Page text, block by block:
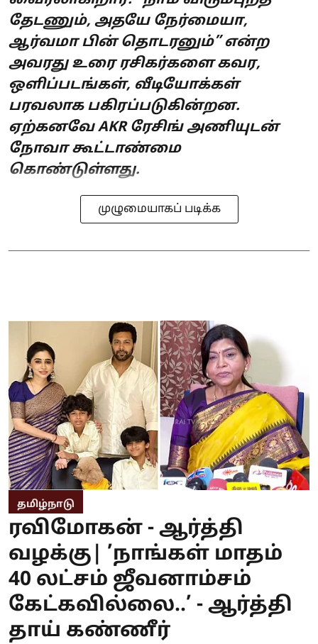
தேடணும், அதயே நேர்மையா,
ஆர்வமா பின் தொடரனும்” என்ற
அவரது உரை ரசிகர்களை கவர,
ஒளிப்படங்கள், வீடியோக்கள்
பரவலாக பகிரப்படுகின்றன.
ஏற்கனவே AKR ரேசிங் அணியுடன்
நோவா கூட்டாண்மை
கொண்டுள்ளது.
முழுமையாகப் படிக்க
தமிழ்நாடு
ரவிமோகன் - ஆர்த்தி
வழக்கு| ’நாங்கள் மாதம்
40 லட்சம் ஜீவனாம்சம்
கேட்கவில்லை..’ - ஆர்த்தி
தாய் கண்ணீர்